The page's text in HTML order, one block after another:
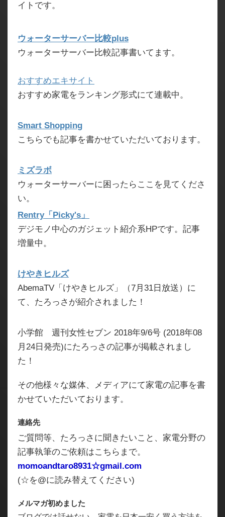
イトです。
ウォーターサーバー比較plus
ウォーターサーバー比較記事書いてます。
おすすめエキサイト
おすすめ家電をランキング形式にて連載中。
Smart Shopping
こちらでも記事を書かせていただいております。
ミズラボ
ウォーターサーバーに困ったらここを見てくださ
い。
Rentry「Picky's」
デジモノ中心のガジェット紹介系HPです。記事
増量中。
けやきヒルズ
AbemaTV「けやきヒルズ」（7月31日放送）に
て、たろっさが紹介されました！
小学館 週刊女性セブン 2018年9/6号 (2018年08
月24日発売)にたろっさの記事が掲載されまし
た！
その他様々な媒体、メディアにて家電の記事を書
かせていただいております。
連絡先
ご質問等、たろっさに聞きたいこと、家電分野の
記事執筆のご依頼はこちらまで。
momoandtaro8931☆gmail.com
(☆を@に読み替えてください)
メルマガ初めました